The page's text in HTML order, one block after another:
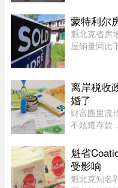
计划的决定
Nancy
蒙特利尔
魁北克省房
屋销量同比
地区所有房
离岸税收
婚了
财富圈里流
不炫耀存款
处，轻易不
怪的现象
魁省
受影响
魁北克知名